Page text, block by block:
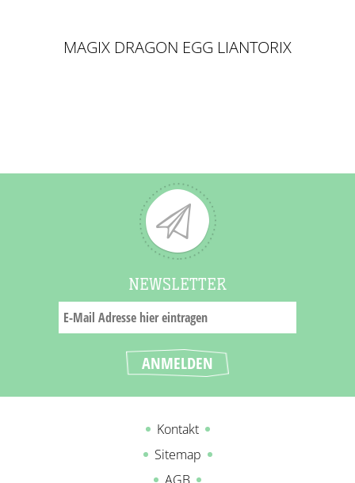
MAGIX DRAGON EGG LIANTORIX
NEWSLETTER
Kontakt
Sitemap
AGB